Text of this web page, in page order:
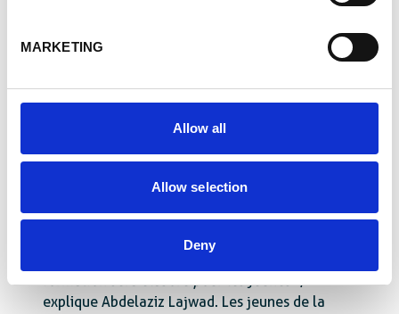
MARKETING
Allow all
Allow selection
Deny
Sensible à l’égalité de genres, le GIE implique de
plus en plus de femmes dans les organes de
sensibilisation sur les pratiques
rajeunissement de la palmeraie en plantant des
palmiers.
La Fondation Collibri de Colruyt Group, qui
soutient des jeunes en situation difficile, s’inscrit
également dans cette démarche sociale.
formation sera élaboré pour les jeunes »,
explique Abdelaziz Lajwad. Les jeunes de la